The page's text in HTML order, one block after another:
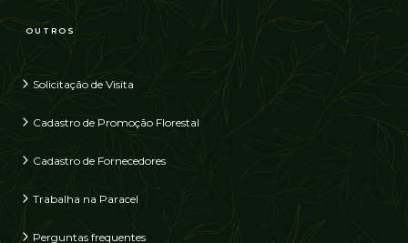
OUTROS
Solicitação de Visita
Cadastro de Promoção Florestal
Cadastro de Fornecedores
Trabalha na Paracel
Perguntas frequentes